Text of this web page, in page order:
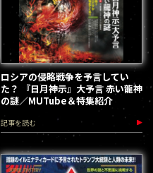
ロシアの侵略戦争を予言してい
た？ 『日月神示』大予言 赤い龍神
の謎／MUTube＆特集紹介
記事を読む